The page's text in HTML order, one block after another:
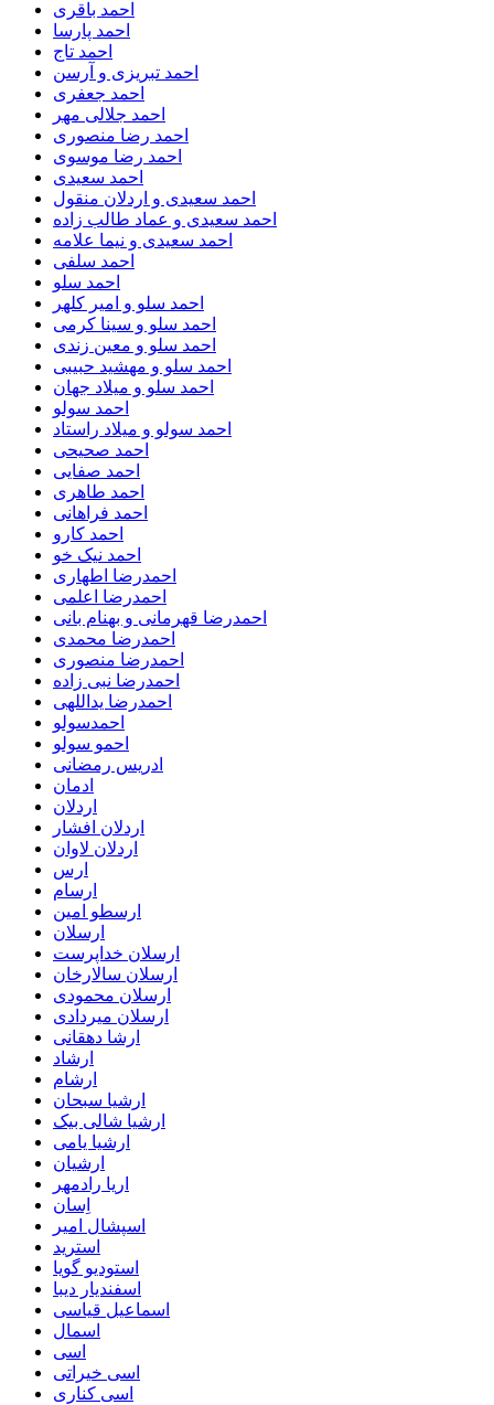
احمد باقری
احمد پارسا
احمد تاج
احمد تبریزی و آرسن
احمد جعفری
احمد جلالی مهر
احمد رضا منصوری
احمد رضا موسوی
احمد سعیدی
احمد سعیدی و اردلان منقول
احمد سعیدی و عماد طالب زاده
احمد سعیدی و نیما علامه
احمد سلفی
احمد سلو
احمد سلو و امیر کلهر
احمد سلو و سینا کرمی
احمد سلو و معین زندی
احمد سلو و مهشید حبیبی
احمد سلو و میلاد جهان
احمد سولو
احمد سولو و میلاد راستاد
احمد صحیحی
احمد صفایی
احمد طاهری
احمد فراهانی
احمد کارو
احمد نیک خو
احمدرضا اطهاری
احمدرضا اعلمی
احمدرضا قهرمانی و بهنام بانی
احمدرضا محمدی
احمدرضا منصوری
احمدرضا نبی زاده
احمدرضا یداللهی
احمدسولو
احمو سولو
ادریس رمضانی
ادمان
اردلان
اردلان افشار
اردلان لاوان
ارس
ارسام
ارسطو امین
ارسلان
ارسلان خداپرست
ارسلان سالارخان
ارسلان محمودی
ارسلان میردادی
ارشا دهقانی
ارشاد
ارشام
ارشیا سبحان
ارشیا شالی بیک
ارشیا یامی
ارشیان
اریا رادمهر
اِسان
اسپشال امیر
استرید
استودیو گویا
اسفندیار دیبا
اسماعیل قیاسی
اسمال
اسی
اسی خیراتی
اسی کناری